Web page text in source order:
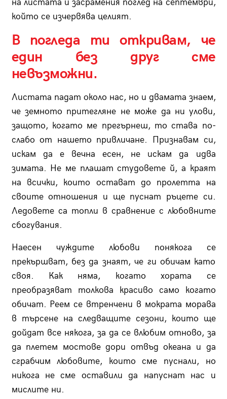
на листата и засрамения поглед на септември,
който се изчервява целият.
В погледа ти откривам, че
един без друг сме
невъзможни.
Листата падат около нас, но и двамата знаем,
че земното притегляне не може да ни улови,
защото, когато ме прегърнеш, то става по-
слабо от нашето привличане. Признавам си,
искам да е вечна есен, не искам да идва
зимата. Не ме плашат студовете й, а краят
на всички, които остават до пролетта на
своите отношения и ще пуснат ръцете си.
Ледовете са топли в сравнение с любовните
сбогувания.
Наесен чуждите любови понякога се
прекършват, без да знаят, че ги обичам като
своя. Как няма, когато хората се
преобразяват толкова красиво само когато
обичат. Реем се втренчени в мократа морава
в търсене на следващите сезони, които ще
дойдат все някога, за да се влюбим отново, за
да плетем мостове дори отвъд океана и да
сграбчим любовите, които сме пуснали, но
никога не сме оставили да напуснат нас и
мислите ни.